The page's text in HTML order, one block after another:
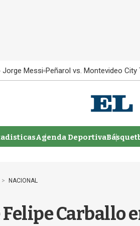
Jorge Messi Peñarol vs. Montevideo City
Agenda Deportiva
NACIONAL
Carballo